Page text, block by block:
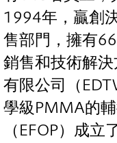
1994年，贏創
售部門，擁有
銷售和技術解
有限公司（
學級PMMA的
（EFOP）成